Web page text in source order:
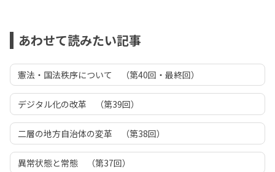
あわせて読みたい記事
憲法・国法秩序について （第40回・最終回）
デジタル化の改革 （第39回）
二層の地方自治体の変革 （第38回）
異常状態と常態 （第37回）